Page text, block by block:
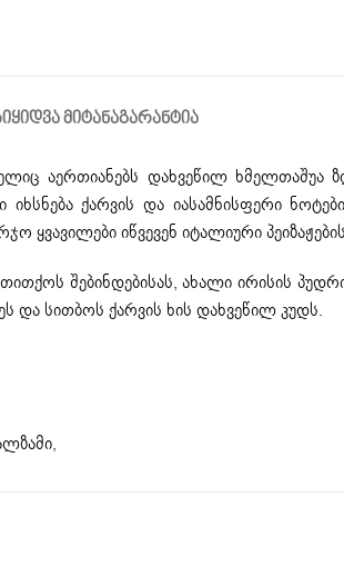
ᲧᲘᲓᲕᲐ ᲛᲘᲢᲐᲜᲐᲒᲐᲠᲐᲜᲢᲘᲐ
აერთიანებს დახვეწილ ხმელთაშუა
ქარვის და იასამნისფერი
იწვევენ იტალიური
შებინდებისას, ახალი ირისის
და სითბოს ქარვის ხის დახვეწილ კუდს.